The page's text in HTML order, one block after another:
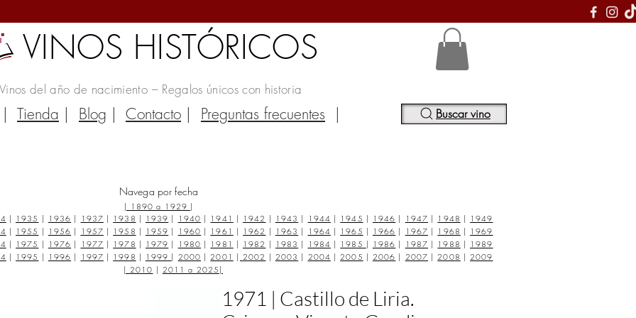
VINOS HISTÓRICOS
Vinos del año de nacimiento – Regalos únicos con historia
| Tienda | Blog | Contacto | Preguntas frecuentes | Buscar vino
Navega por fecha
| 1890 a 1929 |
| 1935 | 1936 | 1937 | 1938 | 1939 | 1940 | 1941 | 1942 | 1943 | 1944 | 1945 | 1946 | 1947 | 1948 | 1949
| 1955 | 1956 | 1957 | 1958 | 1959 | 1960 | 1961 | 1962 | 1963 | 1964 | 1965 | 1966 | 1967 | 1968 | 1969
| 1975 | 1976 | 1977 | 1978 | 1979 | 1980 | 1981 | 1982 | 1983 | 1984 | 1985 | 1986 | 1987 | 1988 | 1989
| 1995 | 1996 | 1997 | 1998 | 1999 | 2000 | 2001 | 2002 | 2003 | 2004 | 2005 | 2006 | 2007 | 2008 | 2009
| 2010 | 2011 a 2025 |
1971 | Castillo de Liria.